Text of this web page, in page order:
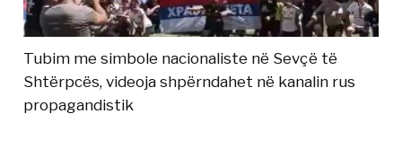
Tubim me simbole nacionaliste në Sevçë të
Shtërpcës, videoja shpërndahet në kanalin rus
propagandistik